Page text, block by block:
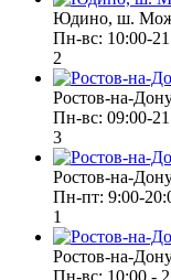
Юдино, ш.
Пн-вс: 10:00-
2
Ростов-на-
Пн-вс: 09:00-
3
Ростов-на-
Пн-пт: 9:00-
1
Ростов-на-
Пн-вс: 10:00 -